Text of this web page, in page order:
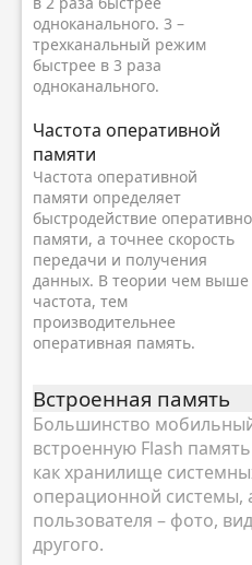
одноканального. 3 –
трехканальный режим
быстрее в 3 раза
одноканального.
Частота оперативной
памяти
Частота оперативной
памяти определяет
быстродействие
памяти, а точнее скорость
передачи и получения
данных. В теории чем выше
частота, тем
производительнее
оперативная память.
Встроенная память
Большинство
встроенную Flash
как хранилище
операционной системы,
пользователя – фото,
другого.